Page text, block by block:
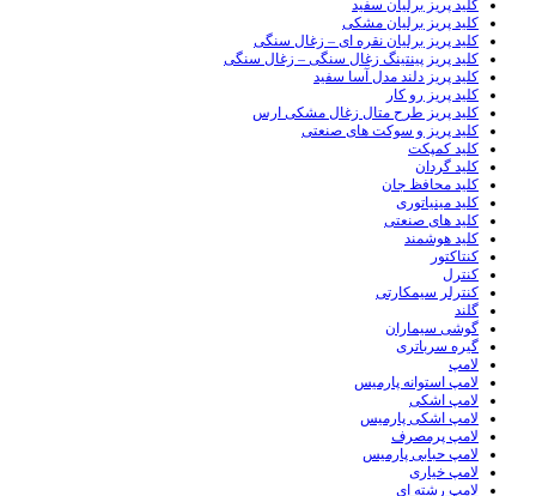
کلید پریز برلیان سفید
کلید پریز برلیان مشکی
کلید پریز برلیان نقره ای – زغال سنگی
کلید پریز پینتینگ زغال سنگی – زغال سنگی
کلید پریز دلند مدل آسا سفید
کلید پریز رو کار
کلید پریز طرح متال زغال مشکی ارس
کلید پریز و سوکت های صنعتی
کلید کمپکت
کلید گردان
کلید محافظ جان
کلید مینیاتوری
کلید های صنعتی
کلید هوشمند
کنتاکتور
کنترل
کنترلر سیمکارتی
گلند
گوشی سیماران
گیره سرباتری
لامپ
لامپ استوانه پارمیس
لامپ اشکی
لامپ اشکی پارمیس
لامپ پرمصرف
لامپ حبابی پارمیس
لامپ خیاری
لامپ رشته ای